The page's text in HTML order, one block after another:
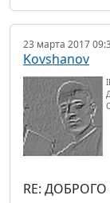
23 марта 2017
Kovshanov
RE: ДОБРОГО